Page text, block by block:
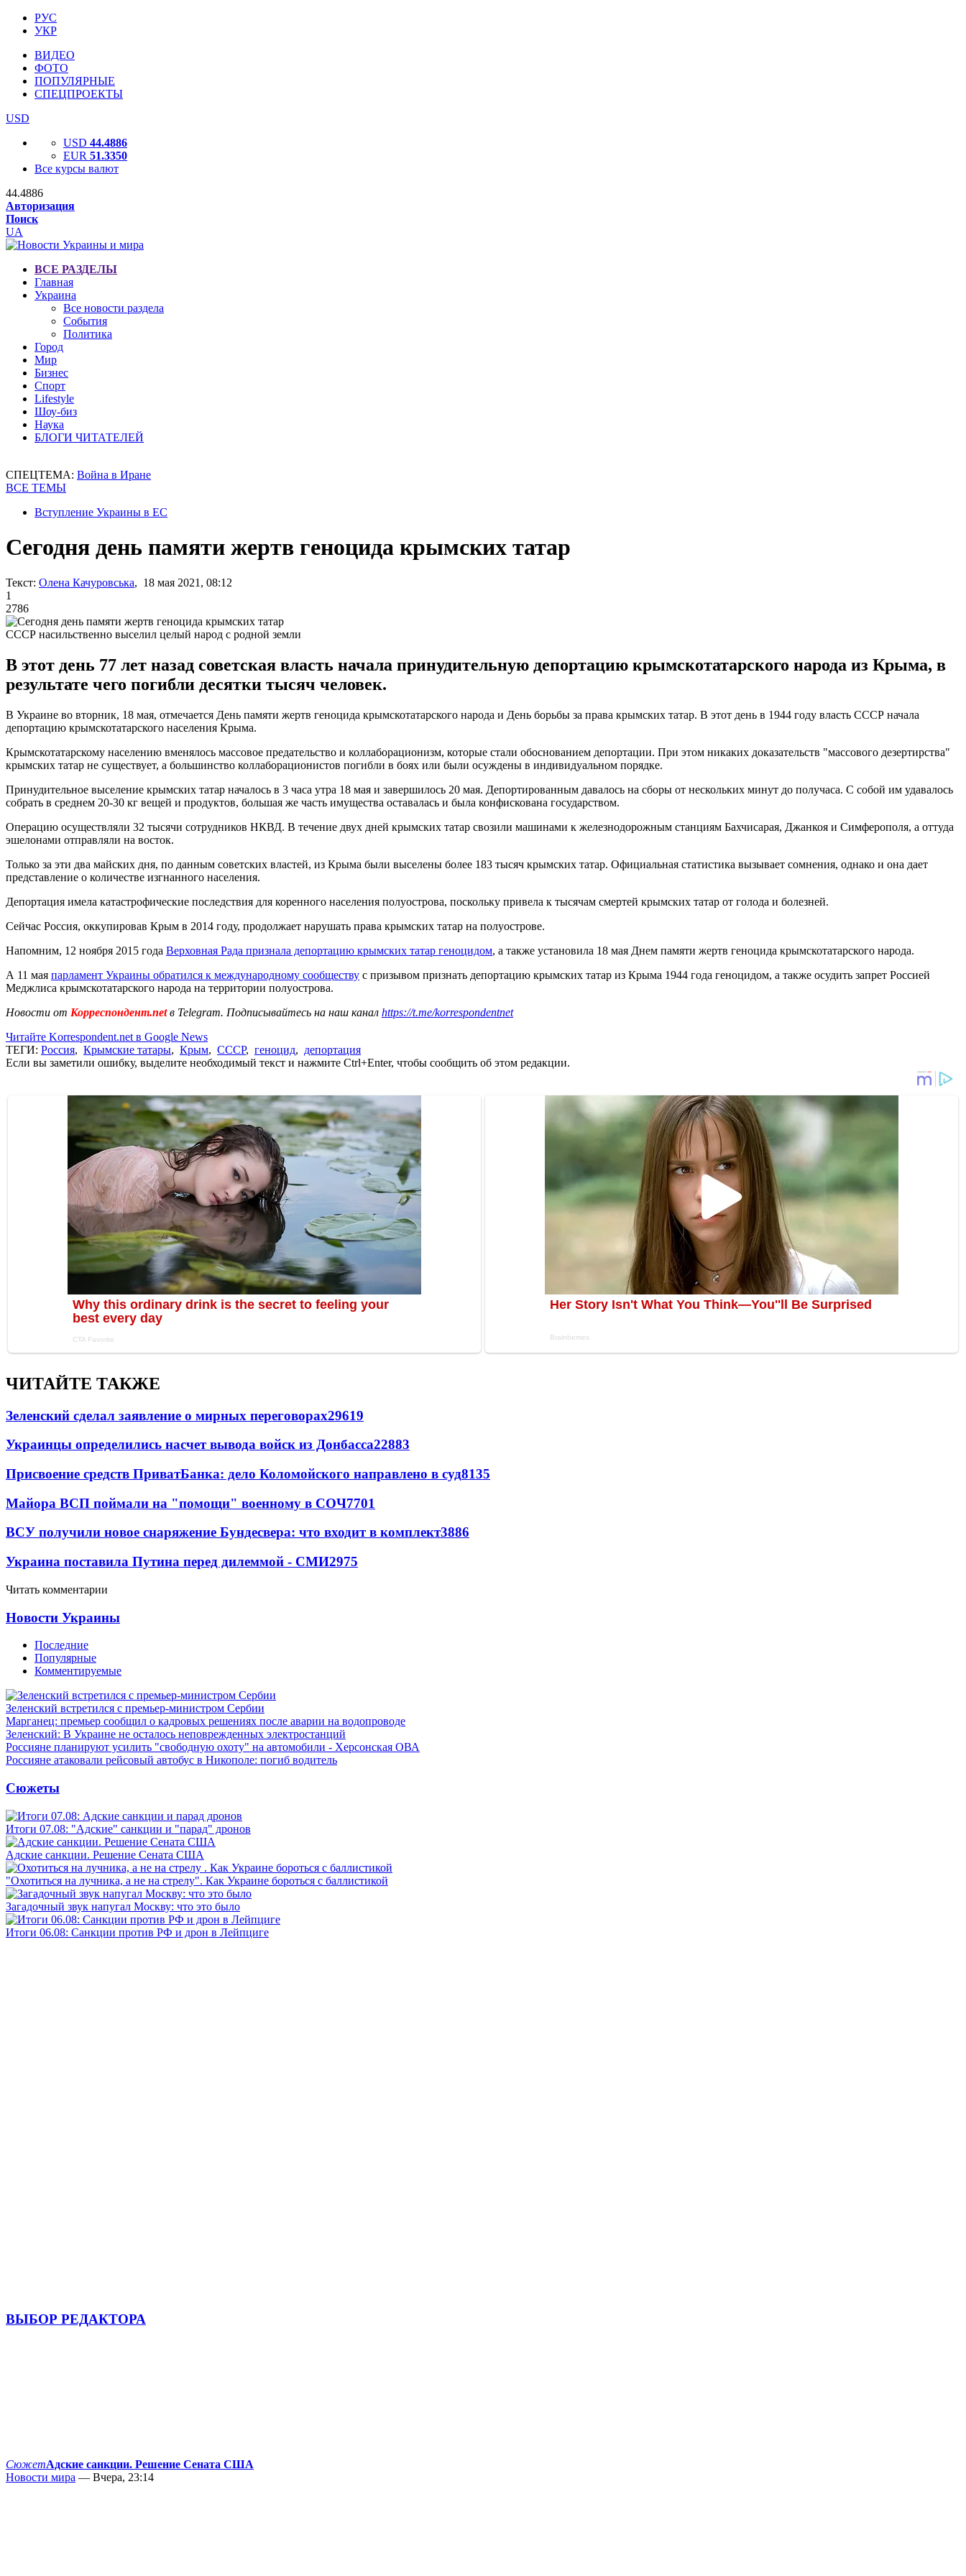
РУС
УКР
ВИДЕО
ФОТО
ПОПУЛЯРНЫЕ
СПЕЦПРОЕКТЫ
USD
USD 44.4886
EUR 51.3350
Все курсы валют
44.4886
Авторизация
Поиск
UA
ВСЕ РАЗДЕЛЫ
Главная
Украина
Все новости раздела
События
Политика
Город
Мир
Бизнес
Спорт
Lifestyle
Шоу-биз
Наука
БЛОГИ ЧИТАТЕЛЕЙ
СПЕЦТЕМА: Война в Иране
ВСЕ ТЕМЫ
Вступление Украины в ЕС
Сегодня день памяти жертв геноцида крымских татар
Текст: Олена Качуровська, 18 мая 2021, 08:12
1
2786
СССР насильственно выселил целый народ с родной земли
В этот день 77 лет назад советская власть начала принудительную депортацию крымскотатарского народа из Крыма, в
результате чего погибли десятки тысяч человек.
В Украине во вторник, 18 мая, отмечается День памяти жертв геноцида крымскотатарского народа и День борьбы за права крымских татар. В этот день в 1944 году власть СССР начала
депортацию крымскотатарского населения Крыма.
Крымскотатарскому населению вменялось массовое предательство и коллаборационизм, которые стали обоснованием депортации. При этом никаких доказательств "массового дезертирства"
крымских татар не существует, а большинство коллаборационистов погибли в боях или были осуждены в индивидуальном порядке.
Принудительное выселение крымских татар началось в 3 часа утра 18 мая и завершилось 20 мая. Депортированным давалось на сборы от нескольких минут до получаса. С собой им удавалось
собрать в среднем 20-30 кг вещей и продуктов, большая же часть имущества оставалась и была конфискована государством.
Операцию осуществляли 32 тысячи сотрудников НКВД. В течение двух дней крымских татар свозили машинами к железнодорожным станциям Бахчисарая, Джанкоя и Симферополя, а оттуда
эшелонами отправляли на восток.
Только за эти два майских дня, по данным советских властей, из Крыма были выселены более 183 тысяч крымских татар. Официальная статистика вызывает сомнения, однако и она дает
представление о количестве изгнанного населения.
Депортация имела катастрофические последствия для коренного населения полуострова, поскольку привела к тысячам смертей крымских татар от голода и болезней.
Сейчас Россия, оккупировав Крым в 2014 году, продолжает нарушать права крымских татар на полуострове.
Напомним, 12 ноября 2015 года Верховная Рада признала депортацию крымских татар геноцидом, а также установила 18 мая Днем памяти жертв геноцида крымскотатарского народа.
А 11 мая парламент Украины обратился к международному сообществу с призывом признать депортацию крымских татар из Крыма 1944 года геноцидом, а также осудить запрет Россией
Меджлиса крымскотатарского народа на территории полуострова.
Новости от Корреспондент.netв Telegram. Подписывайтесь на наш канал https://t.me/korrespondentnet
Читайте Korrespondent.net в Google News
ТЕГИ: Россия, Крымские татары, Крым, СССР, геноцид, депортация
Если вы заметили ошибку, выделите необходимый текст и нажмите Ctrl+Enter, чтобы сообщить об этом редакции.
ЧИТАЙТЕ ТАКЖЕ
Зеленский сделал заявление о мирных переговорах29619
Украинцы определились насчет вывода войск из Донбасса22883
Присвоение средств ПриватБанка: дело Коломойского направлено в суд8135
Майора ВСП поймали на "помощи" военному в СОЧ7701
ВСУ получили новое снаряжение Бундесвера: что входит в комплект3886
Украина поставила Путина перед дилеммой - СМИ2975
Читать комментарии
Новости Украины
Последние
Популярные
Комментируемые
Зеленский встретился с премьер-министром Сербии
Марганец: премьер сообщил о кадровых решениях после аварии на водопроводе
Зеленский: В Украине не осталось неповрежденных электростанций
Россияне планируют усилить "свободную охоту" на автомобили - Херсонская ОВА
Россияне атаковали рейсовый автобус в Никополе: погиб водитель
Сюжеты
Итоги 07.08: "Адские" санкции и "парад" дронов
Адские санкции. Решение Сената США
"Охотиться на лучника, а не на стрелу". Как Украине бороться с баллистикой
Загадочный звук напугал Москву: что это было
Итоги 06.08: Санкции против РФ и дрон в Лейпциге
ВЫБОР РЕДАКТОРА
СюжетАдские санкции. Решение Сената США
Новости мира — Вчера, 23:14